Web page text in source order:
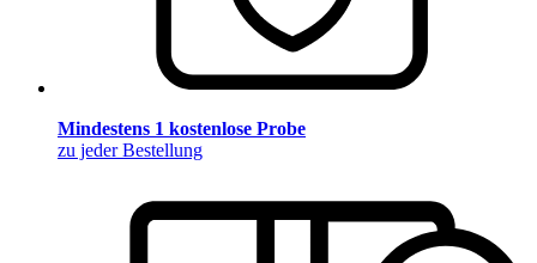
Mindestens 1 kostenlose Probe
zu jeder Bestellung